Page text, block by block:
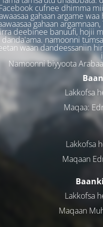
cufnee dhimma
gahaan argame
gahaan
deebinee banuufi, hojii
danda'ama. namoonni
waan dandeessaniin
Namoonni biyyoota
Lakkofsa
Maqaa:
Lakkofsa
Maqaan
Lakkofsa
Maqaan